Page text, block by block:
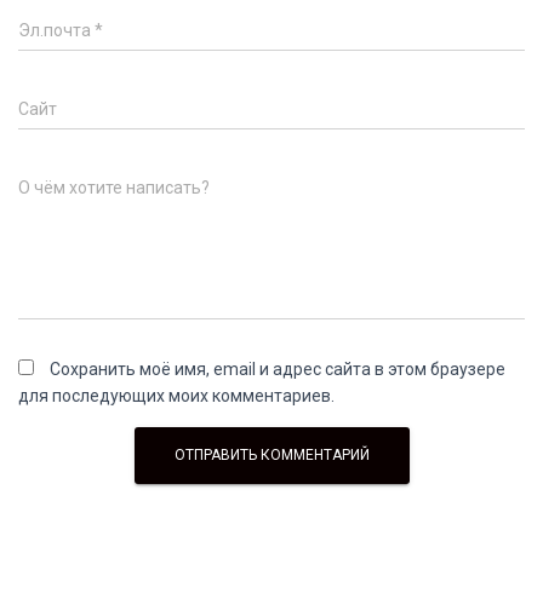
Эл.почта *
Сайт
О чём хотите написать?
Сохранить моё имя, email и адрес сайта в этом браузере
для последующих моих комментариев.